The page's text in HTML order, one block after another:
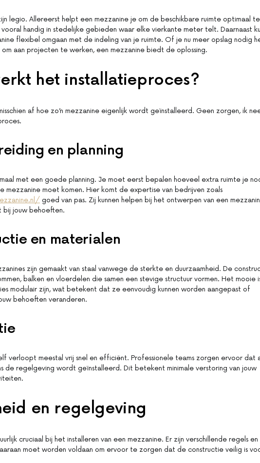
legio. Allereerst helpt een mezzanine je om de beschikbare ruimte optimaal te
vooral handig in stedelijke gebieden waar elke vierkante meter telt. Daarnaast
flexibel omgaan met de indeling van je ruimte. Of je nu meer opslag nodig
aan projecten te werken, een mezzanine biedt de oplossing.
het installatieproces?
af hoe zo’n mezzanine eigenlijk wordt geïnstalleerd. Geen zorgen, ik
en planning
met een goede planning. Je moet eerst bepalen hoeveel extra ruimte je
mezzanine moet komen. Hier komt de expertise van bedrijven zoals
goed van pas. Zij kunnen helpen bij het ontwerpen van een
bij jouw behoeften.
en materialen
zijn gemaakt van staal vanwege de sterkte en duurzaamheid. De
balken en vloerdelen die samen een stevige structuur vormen. Het mooie
modulair zijn, wat betekent dat ze eenvoudig kunnen worden aangepast of
behoeften veranderen.
verloopt meestal vrij snel en efficiënt. Professionele teams zorgen ervoor dat
de regelgeving wordt geïnstalleerd. Dit betekent minimale verstoring van jouw
en regelgeving
cruciaal bij het installeren van een mezzanine. Er zijn verschillende regels en
moet worden voldaan om ervoor te zorgen dat de constructie veilig is